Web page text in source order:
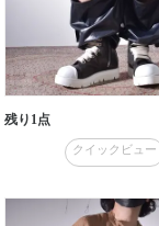
残り1点
クイックビュー